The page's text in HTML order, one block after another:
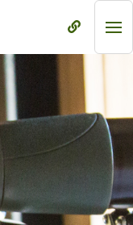
流
流
動